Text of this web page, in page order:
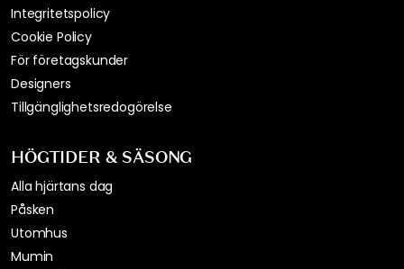
Integritetspolicy
Cookie Policy
För företagskunder
Designers
Tillgänglighetsredogörelse
HÖGTIDER & SÄSONG
Alla hjärtans dag
Påsken
Utomhus
Mumin